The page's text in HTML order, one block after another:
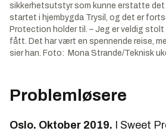
sikkerhetsutstyr som kunne erstatte det
startet i hjembygda Trysil, og det er
Protection holder til. – Jeg er veldig stolt
fått. Det har vært en spennende reise,
sier han. Foto: Mona Strande/Teknisk
Problemløsere
Oslo. Oktober 2019. I Sweet